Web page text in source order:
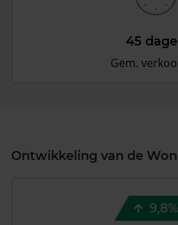
45
Gem.
Ontwikkeling van de
9,8%